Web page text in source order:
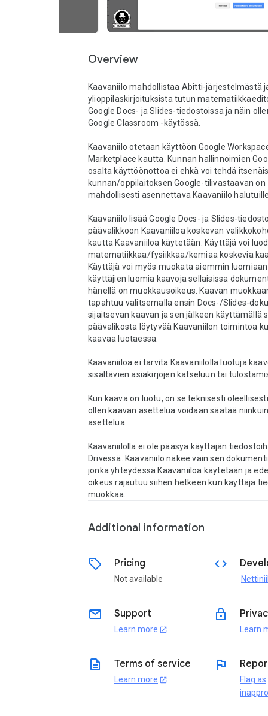
Overview
Kaavaniilo mahdollistaa Abitti-järjestelmästä
ylioppilaskirjoituksista tutun
Google Docs- ja Slides-tiedostoissa ja näin
Google Classroom -käytössä.
Kaavaniilo otetaan käyttöön Google
Marketplace kautta. Kunnan hallinnoimien
osalta käyttöönottoa ei ehkä voi tehdä
kunnan/oppilaitoksen Google-tilivastaavan on
mahdollisesti asennettava Kaavaniilo
Kaavaniilo lisää Google Docs- ja Slides-
päävalikkoon Kaavaniiloa koskevan
kautta Kaavaniiloa käytetään. Käyttäjä voi
matematiikkaa/fysiikkaa/kemiaa koskevia
Käyttäjä voi myös muokata aiemmin
käyttäjien luomia kaavoja sellaisissa
hänellä on muokkausoikeus. Kaavan
tapahtuu valitsemalla ensin Docs-/Slides-
sijaitsevan kaavan ja sen jälkeen käyttämällä
päävalikosta löytyvää Kaavaniilon toimintoa
kaavaa luotaessa.
Kaavaniiloa ei tarvita Kaavaniilolla luotuja
sisältävien asiakirjojen katseluun tai
Kun kaava on luotu, on se teknisesti
ollen kaavan asettelua voidaan säätää
asettelua.
Kaavaniilolla ei ole pääsyä käyttäjän
Drivessä. Kaavaniilo näkee vain sen
jonka yhteydessä Kaavaniiloa käytetään ja
oikeus rajautuu siihen hetkeen kun käyttäjä
muokkaa.
Additional information
sell Pricing
Not available
code
email Support
Learn more open_in_new
lock
Learn
description Terms of service
Learn more open_in_new
flag
Flag as